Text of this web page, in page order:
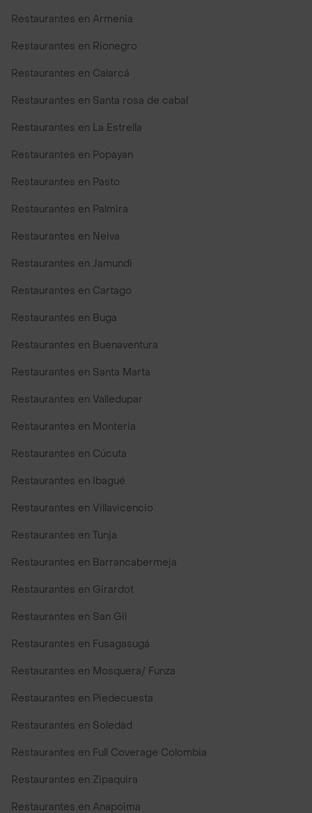
Restaurantes en Armenia
Restaurantes en Rionegro
Restaurantes en Calarcá
Restaurantes en Santa rosa de cabal
Restaurantes en La Estrella
Restaurantes en Popayan
Restaurantes en Pasto
Restaurantes en Palmira
Restaurantes en Neiva
Restaurantes en Jamundi
Restaurantes en Cartago
Restaurantes en Buga
Restaurantes en Buenaventura
Restaurantes en Santa Marta
Restaurantes en Valledupar
Restaurantes en Monteria
Restaurantes en Cúcuta
Restaurantes en Ibagué
Restaurantes en Villavicencio
Restaurantes en Tunja
Restaurantes en Barrancabermeja
Restaurantes en Girardot
Restaurantes en San Gil
Restaurantes en Fusagasugá
Restaurantes en Mosquera/ Funza
Restaurantes en Piedecuesta
Restaurantes en Soledad
Restaurantes en Full Coverage Colombia
Restaurantes en Zipaquira
Restaurantes en Anapoima